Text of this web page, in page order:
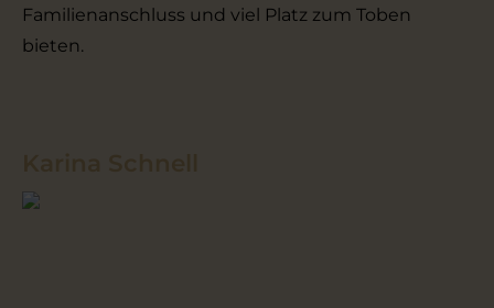
Familienanschluss und viel Platz zum Toben
bieten.